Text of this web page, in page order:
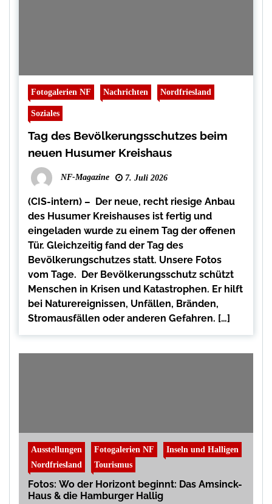
Fotogalerien NF Nachrichten Nordfriesland
Soziales
Tag des Bevölkerungsschutzes beim
neuen Husumer Kreishaus
NF-Magazine 7. Juli 2026
(CIS-intern) – Der neue, recht riesige Anbau
des Husumer Kreishauses ist fertig und
eingeladen wurde zu einem Tag der offenen
Tür. Gleichzeitig fand der Tag des
Bevölkerungschutzes statt. Unsere Fotos
vom Tage. Der Bevölkerungsschutz schützt
Menschen in Krisen und Katastrophen. Er hilft
bei Naturereignissen, Unfällen, Bränden,
Stromausfällen oder anderen Gefahren. […]
Ausstellungen Fotogalerien NF
Inseln und Halligen
Nordfriesland
Tourismus
Fotos: Wo der Horizont beginnt: Das Amsinck-
Haus & die Hamburger Hallig